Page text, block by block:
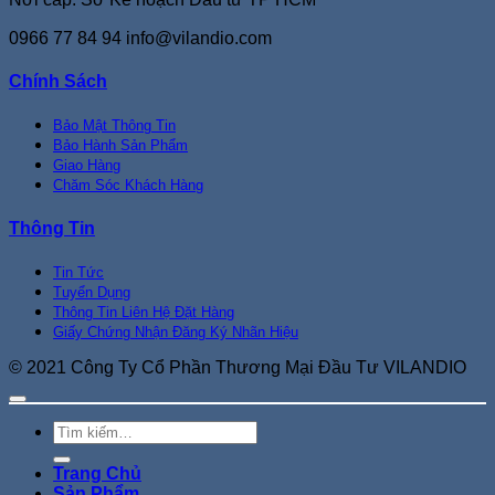
0966 77 84 94 info@vilandio.com
Chính Sách
Bảo Mật Thông Tin
Bảo Hành Sản Phẩm
Giao Hàng
Chăm Sóc Khách Hàng
Thông Tin
Tin Tức
Tuyển Dụng
Thông Tin Liên Hệ Đặt Hàng
Giấy Chứng Nhận Đăng Ký Nhãn Hiệu
© 2021 Công Ty Cổ Phần Thương Mại Đầu Tư VILANDIO
Tìm
kiếm:
Trang Chủ